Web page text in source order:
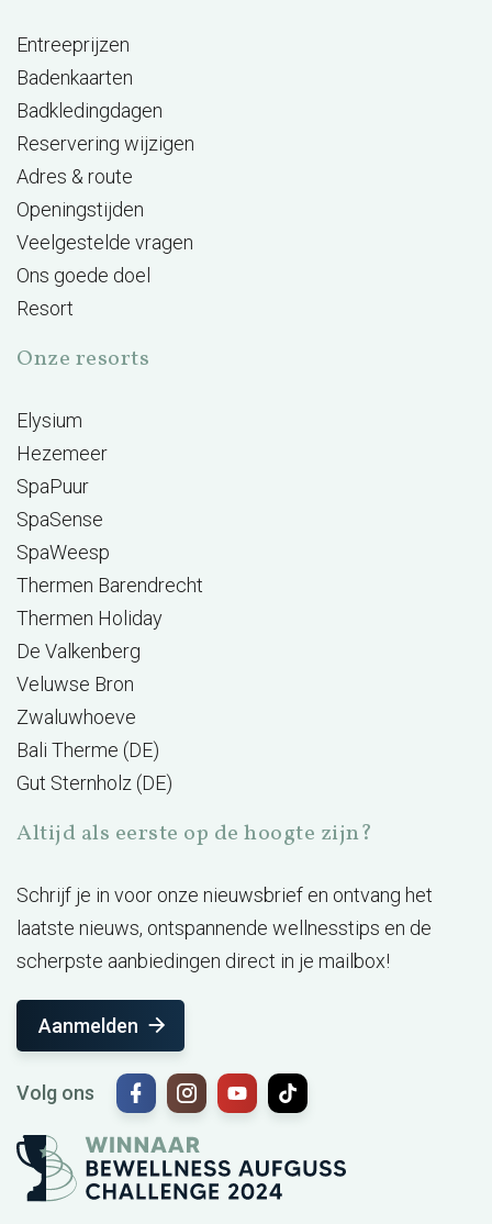
Entreeprijzen
Badenkaarten
Badkledingdagen
Reservering wijzigen
Adres & route
Openingstijden
Veelgestelde vragen
Ons goede doel
Resort
Onze resorts
Elysium
Hezemeer
SpaPuur
SpaSense
SpaWeesp
Thermen Barendrecht
Thermen Holiday
De Valkenberg
Veluwse Bron
Zwaluwhoeve
Bali Therme (DE)
Gut Sternholz (DE)
Altijd als eerste op de hoogte zijn?
Schrijf je in voor onze nieuwsbrief en ontvang het
laatste nieuws, ontspannende wellnesstips en de
scherpste aanbiedingen direct in je mailbox!
Aanmelden
Volg ons